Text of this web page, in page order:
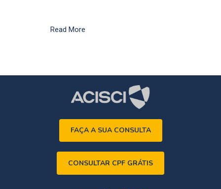
Read More
FAÇA A SUA CONSULTA
CONSULTAR CPF GRÁTIS